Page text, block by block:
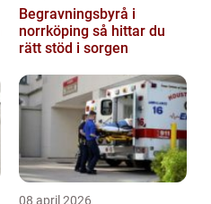
Begravningsbyrå i
norrköping så hittar du
rätt stöd i sorgen
08 april 2026